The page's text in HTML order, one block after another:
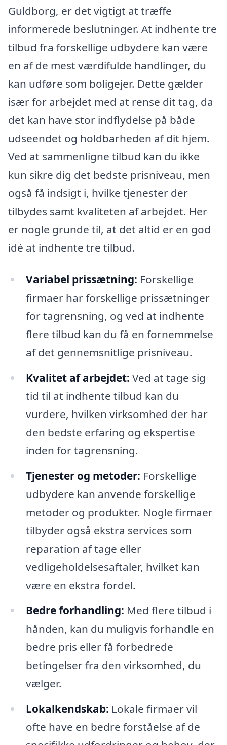
Guldborg, er det vigtigt at træffe
informerede beslutninger. At indhente tre
tilbud fra forskellige udbydere kan være
en af de mest værdifulde handlinger, du
kan udføre som boligejer. Dette gælder
især for arbejdet med at rense dit tag, da
det kan have stor indflydelse på både
udseendet og holdbarheden af dit hjem.
Ved at sammenligne tilbud kan du ikke
kun sikre dig det bedste prisniveau, men
også få indsigt i, hvilke tjenester der
tilbydes samt kvaliteten af arbejdet. Her
er nogle grunde til, at det altid er en god
idé at indhente tre tilbud.
Variabel prissætning: Forskellige
firmaer har forskellige prissætninger
for tagrensning, og ved at indhente
flere tilbud kan du få en fornemmelse
af det gennemsnitlige prisniveau.
Kvalitet af arbejdet: Ved at tage sig
tid til at indhente tilbud kan du
vurdere, hvilken virksomhed der har
den bedste erfaring og ekspertise
inden for tagrensning.
Tjenester og metoder: Forskellige
udbydere kan anvende forskellige
metoder og produkter. Nogle firmaer
tilbyder også ekstra services som
reparation af tage eller
vedligeholdelsesaftaler, hvilket kan
være en ekstra fordel.
Bedre forhandling: Med flere tilbud i
hånden, kan du muligvis forhandle en
bedre pris eller få forbedrede
betingelser fra den virksomhed, du
vælger.
Lokalkendskab: Lokale firmaer vil
ofte have en bedre forståelse af de